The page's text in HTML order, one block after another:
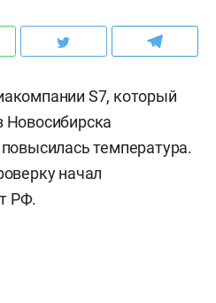
S7, который
Новосибирска
температура.
начал
РФ.